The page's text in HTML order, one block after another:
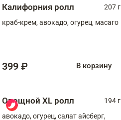
Калифорния ролл
207 г
краб-крем, авокадо, огурец, масаго
399 ₽ В корзину
Овощной XL ролл
194 г
авокадо, огурец, салат айсберг,